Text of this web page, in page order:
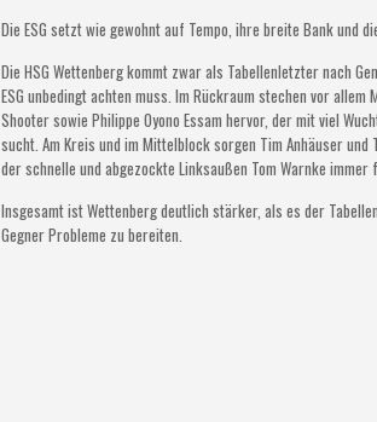
Die ESG setzt wie gewohnt auf Tempo, ihre breite Bank und
Die HSG Wettenberg kommt zwar als Tabellenletzter nach
ESG unbedingt achten muss. Im Rückraum stechen vor
Shooter sowie Philippe Oyono Essam hervor, der mit viel
sucht. Am Kreis und im Mittelblock sorgen Tim Anhäuser
der schnelle und abgezockte Linksaußen Tom Warnke
Insgesamt ist Wettenberg deutlich stärker, als es der
Gegner Probleme zu bereiten.